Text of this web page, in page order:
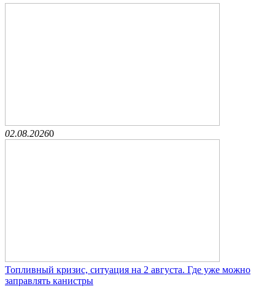
02.08.20260
Топливный кризис, ситуация на 2 августа. Где уже можно
заправлять канистры